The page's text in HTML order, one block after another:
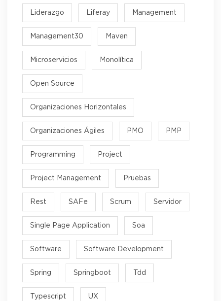
Liderazgo Liferay Management
Management30 Maven
Microservicios Monolítica
Open Source
Organizaciones Horizontales
Organizaciones Ágiles PMO PMP
Programming Project
Project Management Pruebas
Rest SAFe Scrum Servidor
Single Page Application Soa
Software Software Development
Spring Springboot Tdd
Typescript UX